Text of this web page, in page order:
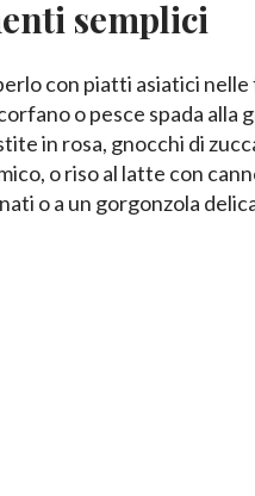
semplici
con piatti asiatici
o pesce spada alla
in rosa, gnocchi di
o riso al latte con
o a un gorgonzola